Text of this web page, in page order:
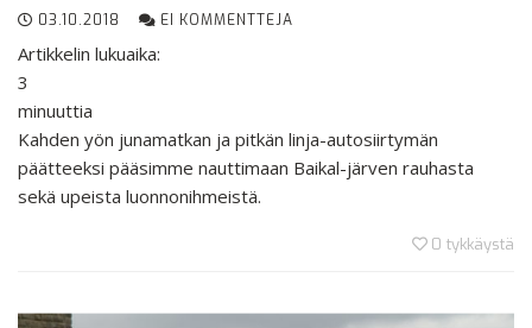
03.10.2018 EI KOMMENTTEJA
Artikkelin lukuaika:
3
minuuttia
Kahden yön junamatkan ja pitkän linja-autosiirtymän
päätteeksi pääsimme nauttimaan Baikal-järven rauhasta
sekä upeista luonnonihmeistä.
0 tykkäystä